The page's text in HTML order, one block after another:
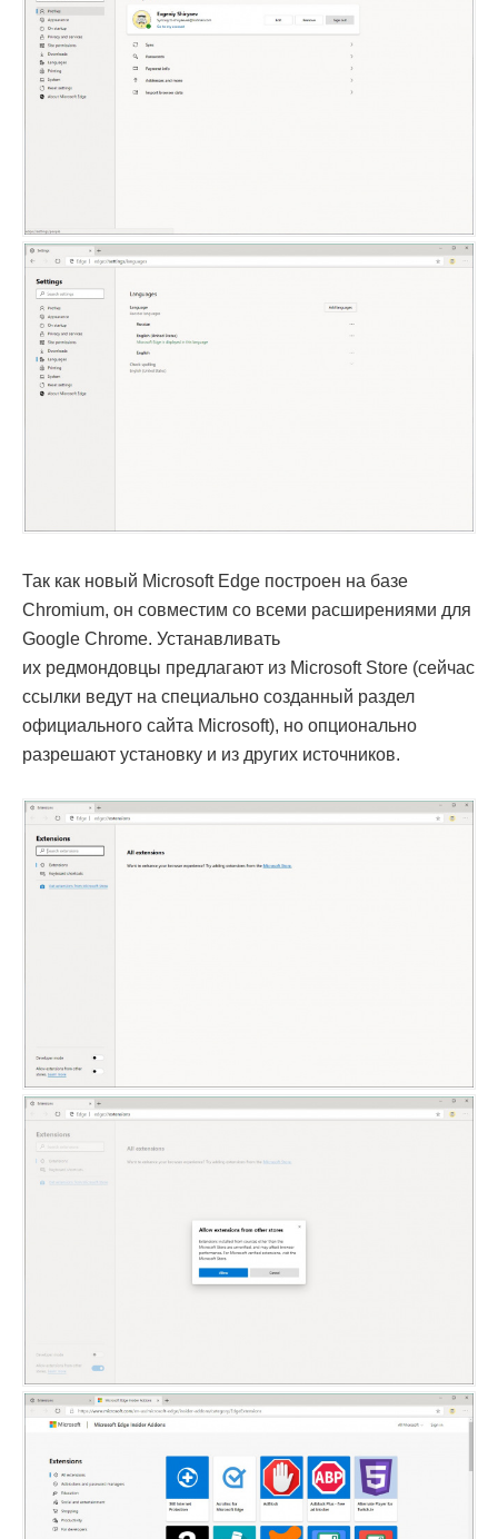
Так как новый Microsoft Edge построен на базе
Chromium, он совместим со всеми расширениями для
Google Chrome. Устанавливать
их редмондовцы предлагают из Microsoft Store (сейчас
ссылки ведут на специально созданный раздел
официального сайта Microsoft), но опционально
разрешают установку и из других источников.